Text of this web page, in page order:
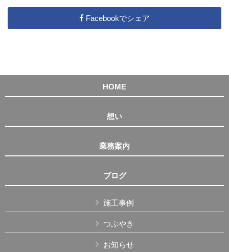
Facebookでシェア
HOME
想い
業務案内
ブログ
施工事例
つぶやき
お知らせ